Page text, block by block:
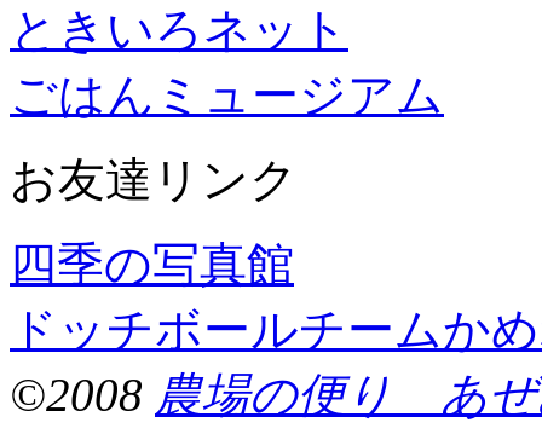
ときいろネット
ごはんミュージアム
お友達リンク
四季の写真館
ドッチボールチームか
©2008 農場の便り あぜ